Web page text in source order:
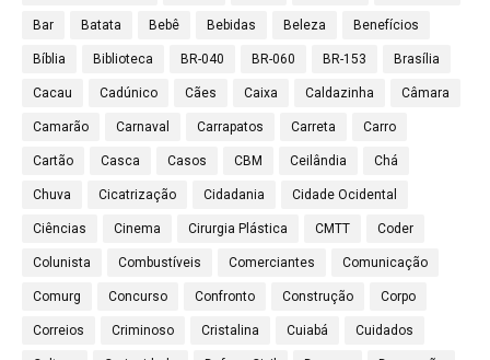
Bar Batata Bebê Bebidas Beleza Benefícios
Bíblia Biblioteca BR-040 BR-060 BR-153 Brasília
Cacau Cadúnico Cães Caixa Caldazinha Câmara
Camarão Carnaval Carrapatos Carreta Carro
Cartão Casca Casos CBM Ceilândia Chá
Chuva Cicatrização Cidadania Cidade Ocidental
Ciências Cinema Cirurgia Plástica CMTT Coder
Colunista Combustíveis Comerciantes Comunicação
Comurg Concurso Confronto Construção Corpo
Correios Criminoso Cristalina Cuiabá Cuidados